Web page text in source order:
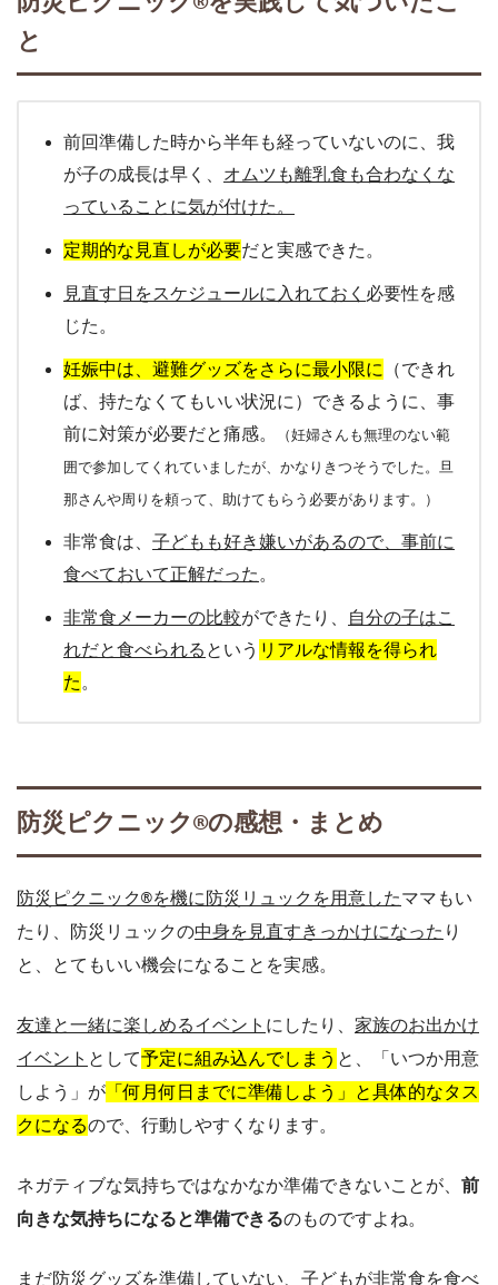
と
前回準備した時から半年も経っていないのに、我
が子の成長は早く、 オムツも離乳食も合わなくな
っていることに気が付けた。
定期的な見直しが必要だと実感できた。
見直す日をスケジュールに入れておく 必要性を感
じた。
妊娠中は、避難グッズをさらに最小限に （できれ
ば、持たなくてもいい状況に）できるように、事
前に対策が必要だと痛感。
（妊婦さんも無理のない範
囲で参加してくれていましたが、かなりきつそうでした。旦
那さんや周りを頼って、助けてもらう必要があります。）
非常食は、 子どもも好き嫌いがあるので、事前に
食べておいて正解だった。
非常食メーカーの比較ができたり、
自分の子はこ
れだと食べられる という リアルな情報を得られ
た。
防災ピクニック®︎の感想・まとめ
防災ピクニック®︎を機に防災リュックを用意したママもい
たり、防災リュックの中身を見直すきっかけになった り
と、とてもいい機会になることを実感。
友達と一緒に楽しめるイベント にしたり、 家族のお出かけ
イベント として予定に組み込んでしまう と、「いつか用意
しよう」が 「何月何日までに準備しよう」と具体的なタス
クになるので、行動しやすくなります。
ネガティブな気持ちではなかなか準備できないことが、 前
向きな気持ちになると準備できるのものですよね。
まだ防災グッズを準備していない、子どもが非常食を食べ